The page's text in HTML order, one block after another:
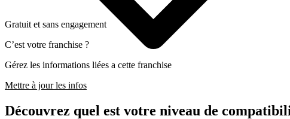
Gratuit et sans engagement
C’est votre franchise ?
Gérez les informations liées a cette franchise
Mettre à jour les infos
Découvrez quel est votre niveau de